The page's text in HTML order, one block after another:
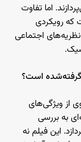
اما تفاوت
که رویکردی
اجتماعی
است؟
از ویژگی‌های
به بررسی
این فیلم نه